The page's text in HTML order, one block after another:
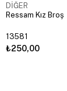
DİĞER
Ressam Kız Broş
13581
₺250,00